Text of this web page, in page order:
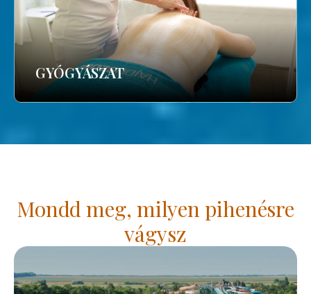
GYÓGYÁSZAT
Mondd meg, milyen pihenésre
vágysz